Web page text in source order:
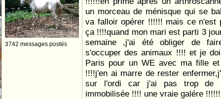
3742 messages postés
un morceau de ménisque qui se
va falloir opérer !!!!!! mais ce n'est
ça !!!!quand mon mari est parti 3
semaine ,j'ai été obliger de
s'occuper des animaux !!!! et je
Paris pour un WE avec ma fille
!!!!j'en ai marre de rester
sur l'ordi car j'ai pas trop de
immobilisée !!!! une vraie galére